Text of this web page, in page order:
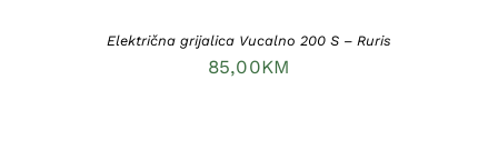
Električna grijalica Vucalno 200 S – Ruris
85,00KM